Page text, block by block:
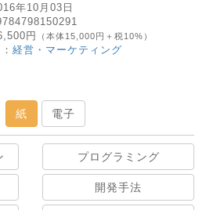
年10月03日
円 （本体15,000円＋税10%）
経営・マーケティング
紙 電子
プログラミング
開発手法